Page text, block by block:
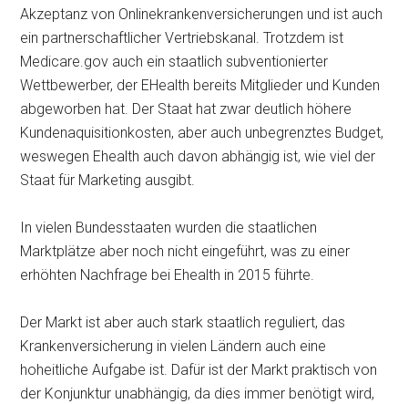
Akzeptanz von Onlinekrankenversicherungen und ist auch
ein partnerschaftlicher Vertriebskanal. Trotzdem ist
Medicare.gov auch ein staatlich subventionierter
Wettbewerber, der EHealth bereits Mitglieder und Kunden
abgeworben hat. Der Staat hat zwar deutlich höhere
Kundenaquisitionkosten, aber auch unbegrenztes Budget,
weswegen Ehealth auch davon abhängig ist, wie viel der
Staat für Marketing ausgibt.
In vielen Bundesstaaten wurden die staatlichen
Marktplätze aber noch nicht eingeführt, was zu einer
erhöhten Nachfrage bei Ehealth in 2015 führte.
Der Markt ist aber auch stark staatlich reguliert, das
Krankenversicherung in vielen Ländern auch eine
hoheitliche Aufgabe ist. Dafür ist der Markt praktisch von
der Konjunktur unabhängig, da dies immer benötigt wird,